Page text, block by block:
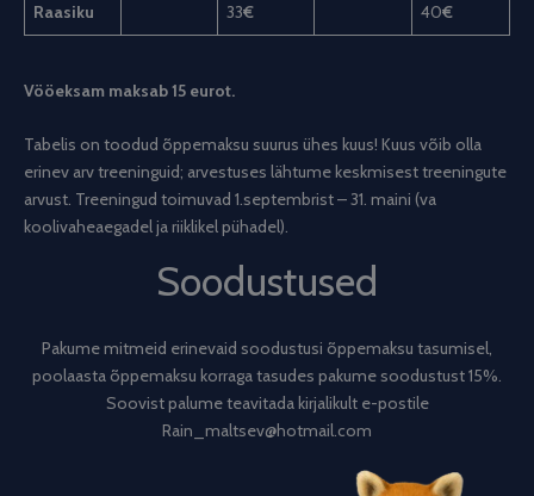
Raasiku 33€ 40€
Vööeksam maksab 15 eurot.
Tabelis on toodud õppemaksu suurus ühes kuus! Kuus võib olla
erinev arv treeninguid; arvestuses lähtume keskmisest treeningute
arvust. Treeningud toimuvad 1.septembrist – 31. maini (va
koolivaheaegadel ja riiklikel pühadel).
Soodustused
Pakume mitmeid erinevaid soodustusi õppemaksu tasumisel,
poolaasta õppemaksu korraga tasudes pakume soodustust 15%.
Soovist palume teavitada kirjalikult e-postile
Rain_maltsev@hotmail.com